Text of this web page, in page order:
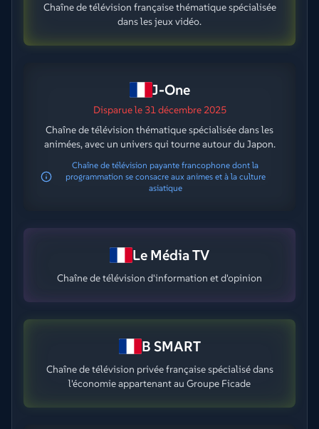
Chaîne de télévision française thématique spécialisée
dans les jeux vidéo.
J-One
Disparuele 31 décembre 2025
Chaîne de télévision thématique spécialisée dans les
animées, avec un univers qui tourne autour du Japon.
Chaîne de télévision payante francophone dont la
programmation se consacre aux animes et à la culture
asiatique
Le Média TV
Chaîne de télévision d'information et d'opinion
B SMART
Chaîne de télévision privée française spécialisé dans
l'économie appartenant au Groupe Ficade